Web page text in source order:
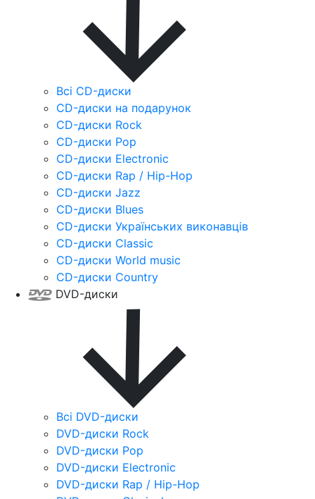
Всі CD-диски
CD-диски на подарунок
CD-диски Rock
CD-диски Pop
CD-диски Electronic
CD-диски Rap / Hip-Hop
CD-диски Jazz
CD-диски Blues
CD-диски Українських виконавців
CD-диски Classic
CD-диски World music
CD-диски Country
DVD-диски
Всі DVD-диски
DVD-диски Rock
DVD-диски Pop
DVD-диски Electronic
DVD-диски Rap / Hip-Hop